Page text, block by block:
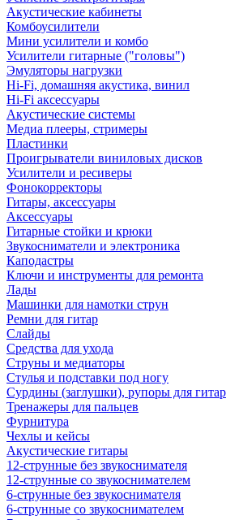
Акустические кабинеты
Комбоусилители
Мини усилители и комбо
Усилители гитарные ("головы")
Эмуляторы нагрузки
Hi-Fi, домашняя акустика, винил
Hi-Fi аксессуары
Акустические системы
Медиа плееры, стримеры
Пластинки
Проигрыватели виниловых дисков
Усилители и ресиверы
Фонокорректоры
Гитары, аксессуары
Аксессуары
Гитарные стойки и крюки
Звукосниматели и электроника
Каподастры
Ключи и инструменты для ремонта
Лады
Машинки для намотки струн
Ремни для гитар
Слайды
Средства для ухода
Струны и медиаторы
Стулья и подставки под ногу
Сурдины (заглушки), рупоры для гитар
Тренажеры для пальцев
Фурнитура
Чехлы и кейсы
Акустические гитары
12-струнные без звукоснимателя
12-струнные со звукоснимателем
6-струнные без звукоснимателя
6-струнные со звукоснимателем